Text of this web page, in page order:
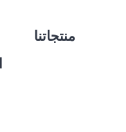
منتجاتنا